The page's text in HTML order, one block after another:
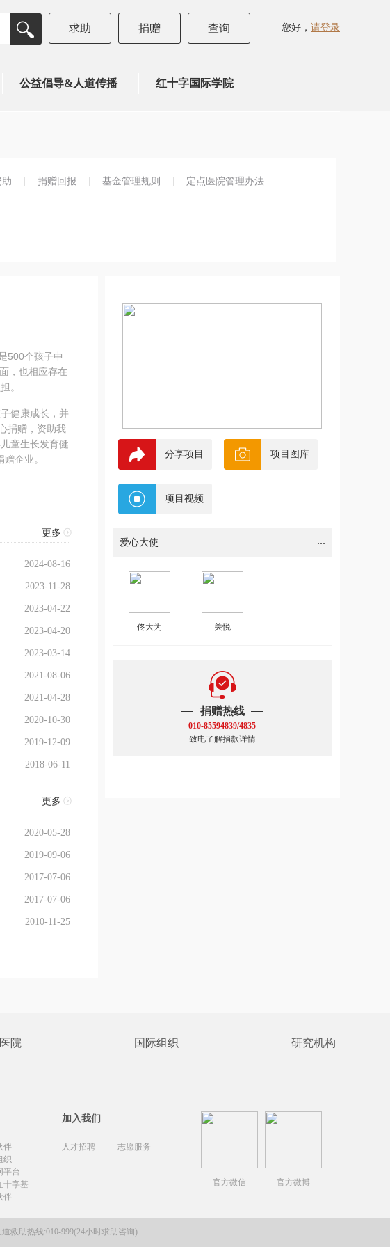
您好， 请登录
查询
捐赠
求助
公益倡导&人道传播 红十字国际学院
捐赠回报 基金管理规则 定点医院管理办法
500个孩子中
，也相应存在
。
健康成长，并
捐赠，资助我
童生长发育健
企业。
更多
2024-08-16
2023-11-28
2023-04-22
2023-04-20
2023-03-14
2021-08-06
2021-04-28
2020-10-30
2019-12-09
2018-06-11
更多
2020-05-28
2019-09-06
2017-07-06
2017-07-06
2010-11-25
分享项目 项目图库
项目视频
爱心大使 ...
佟大为 关悦
捐赠热线
010-85594839/4835
致电了解捐款详情
院 国际组织
研究机构
伴
织
平台
十字基
伴
加入我们
人才招聘 志愿服务
官方微信 官方微博
道救助热线:010-999(24小时求助咨询)